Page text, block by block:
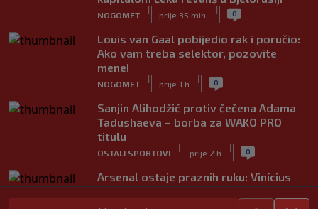
NOGOMET
|
prije 35 min.
| 0
Louis van Gaal pobijedio rak i poručio:
Ako vam treba selektor, pozovite
mene!
NOGOMET
|
prije 1 h
| 0
Sanjin Alihodžić protiv čečena Adama
Tadushaeva – borba za WAKO PRO
titulu
OSTALI SPORTOVI
|
prije 2 h
| 0
Arsenal ostaje praznih ruku: Vinícius
Júnior i Real Madrid postigli dogovor